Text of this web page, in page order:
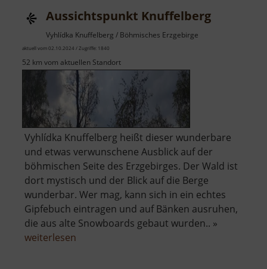
Aussichtspunkt Knuffelberg
Vyhlídka Knuffelberg / Böhmisches Erzgebirge
aktuell vom 02.10.2024 / Zugriffe: 1840
52 km vom aktuellen Standort
Vyhlídka Knuffelberg heißt dieser wunderbare
und etwas verwunschene Ausblick auf der
böhmischen Seite des Erzgebirges. Der Wald ist
dort mystisch und der Blick auf die Berge
wunderbar. Wer mag, kann sich in ein echtes
Gipfebuch eintragen und auf Bänken ausruhen,
die aus alte Snowboards gebaut wurden.. »
weiterlesen